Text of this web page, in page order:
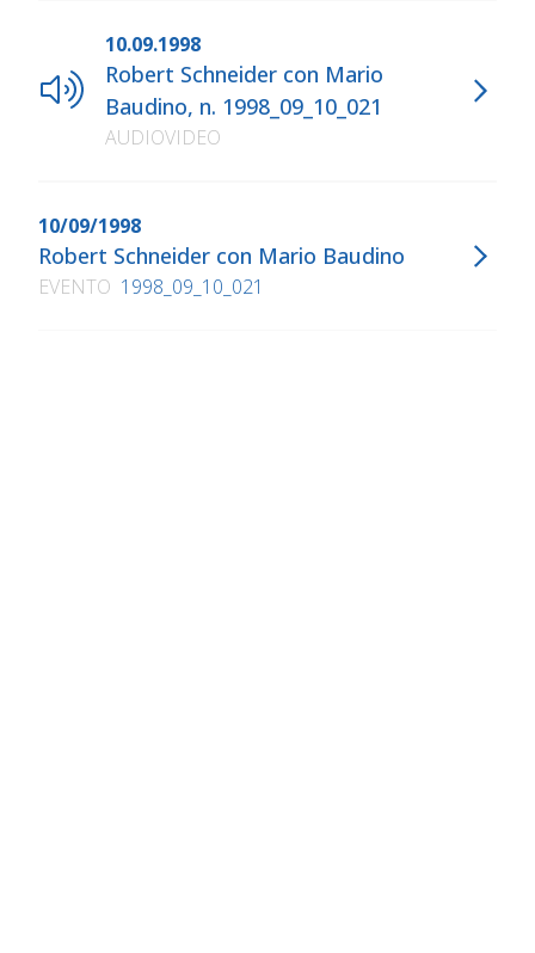
10.09.1998
Robert Schneider con Mario
Baudino, n. 1998_09_10_021
AUDIOVIDEO
10/09/1998
Robert Schneider con Mario Baudino
EVENTO 1998_09_10_021